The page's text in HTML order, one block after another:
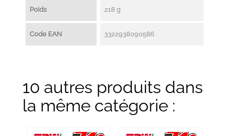
Poids 218 g
Code EAN 3322938090586
10 autres produits dans
la même catégorie :